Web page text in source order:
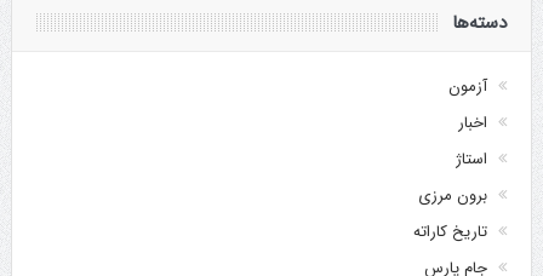
دسته‌ها
آزمون
اخبار
استاژ
برون مرزی
تاریخ کاراته
جام پارس